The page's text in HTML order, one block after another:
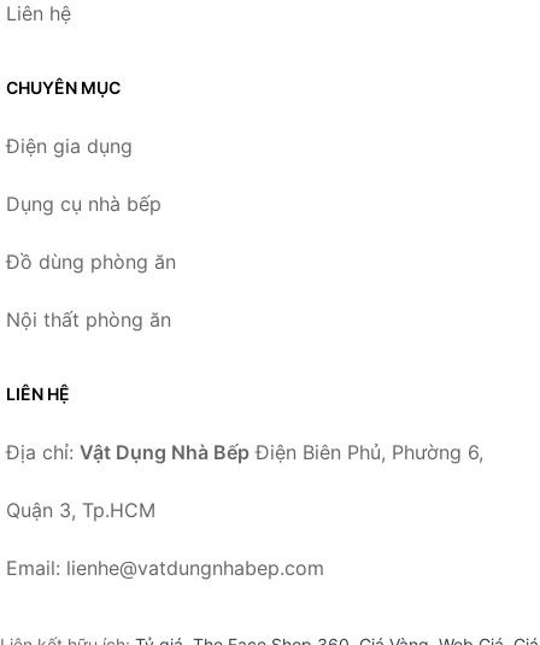
Liên hệ
CHUYÊN MỤC
Điện gia dụng
Dụng cụ nhà bếp
Đồ dùng phòng ăn
Nội thất phòng ăn
LIÊN HỆ
Địa chỉ: Vật Dụng Nhà Bếp Điện Biên Phủ, Phường 6,
Quận 3, Tp.HCM
Email: lienhe@vatdungnhabep.com